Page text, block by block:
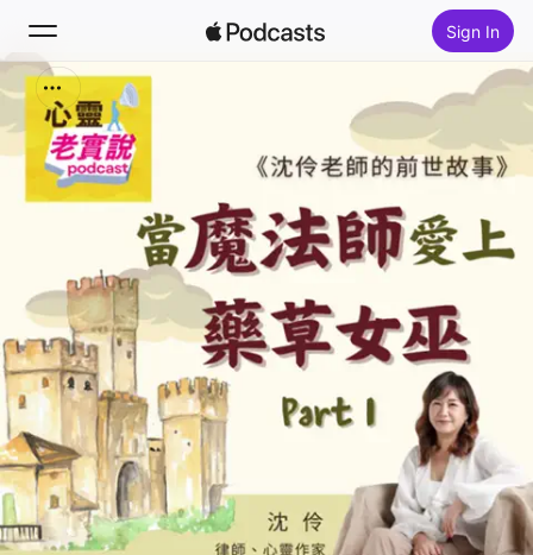
Sign In
Search
Home
Top Charts